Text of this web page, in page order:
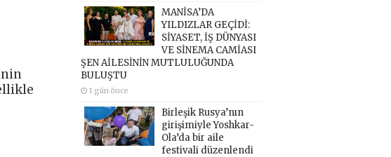
MANİSA’DA
YILDIZLAR GEÇİDİ:
SİYASET, İŞ DÜNYASI
VE SİNEMA CAMİASI
ŞEN AİLESİNİN MUTLULUĞUNDA
BULUŞTU
1 gün önce
Birleşik Rusya’nın
girişimiyle Yoshkar-
Ola’da bir aile
festivali düzenlendi